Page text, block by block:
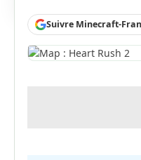
Suivre Minecraft-